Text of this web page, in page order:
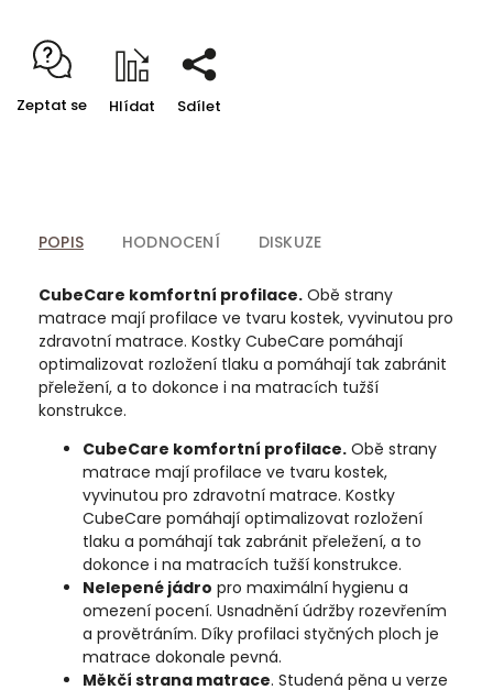
Zeptat se Hlídat Sdílet
POPIS HODNOCENÍ DISKUZE
CubeCare komfortní profilace. Obě strany
matrace mají profilace ve tvaru kostek, vyvinutou pro
zdravotní matrace. Kostky CubeCare pomáhají
optimalizovat rozložení tlaku a pomáhají tak zabránit
přeležení, a to dokonce i na matracích tužší
konstrukce.
CubeCare komfortní profilace. Obě strany
matrace mají profilace ve tvaru kostek,
vyvinutou pro zdravotní matrace. Kostky
CubeCare pomáhají optimalizovat rozložení
tlaku a pomáhají tak zabránit přeležení, a to
dokonce i na matracích tužší konstrukce.
Nelepené jádro pro maximální hygienu a
omezení pocení. Usnadnění údržby rozevřením
a provětráním. Díky profilaci styčných ploch je
matrace dokonale pevná.
Měkčí strana matrace. Studená pěna u verze